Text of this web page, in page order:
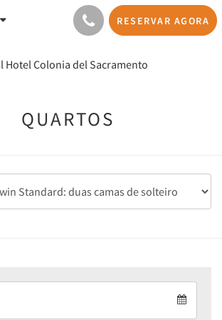
RESERVAR AGORA
Hotel Colonia del Sacramento
QUARTOS